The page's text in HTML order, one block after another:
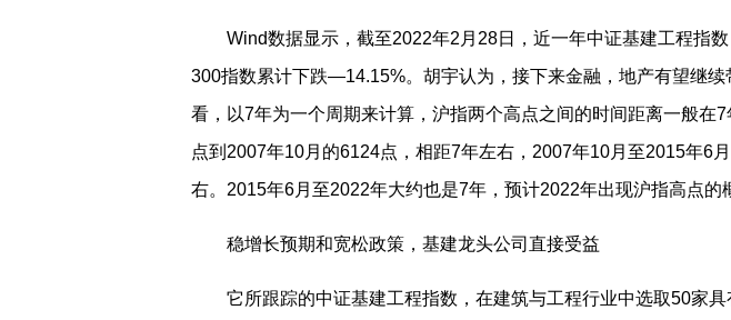
Wind数据显示，截至2022年2月28日，近一年中证基建工程指
300指数累计下跌—14.15%。胡宇认为，接下来金融，地产有望继续
看，以7年为一个周期来计算，沪指两个高点之间的时间距离一般在
点到2007年10月的6124点，相距7年左右，2007年10月至2015年6
右。2015年6月至2022年大约也是7年，预计2022年出现沪指高点的
稳增长预期和宽松政策，基建龙头公司直接受益
它所跟踪的中证基建工程指数，在建筑与工程行业中选取50家